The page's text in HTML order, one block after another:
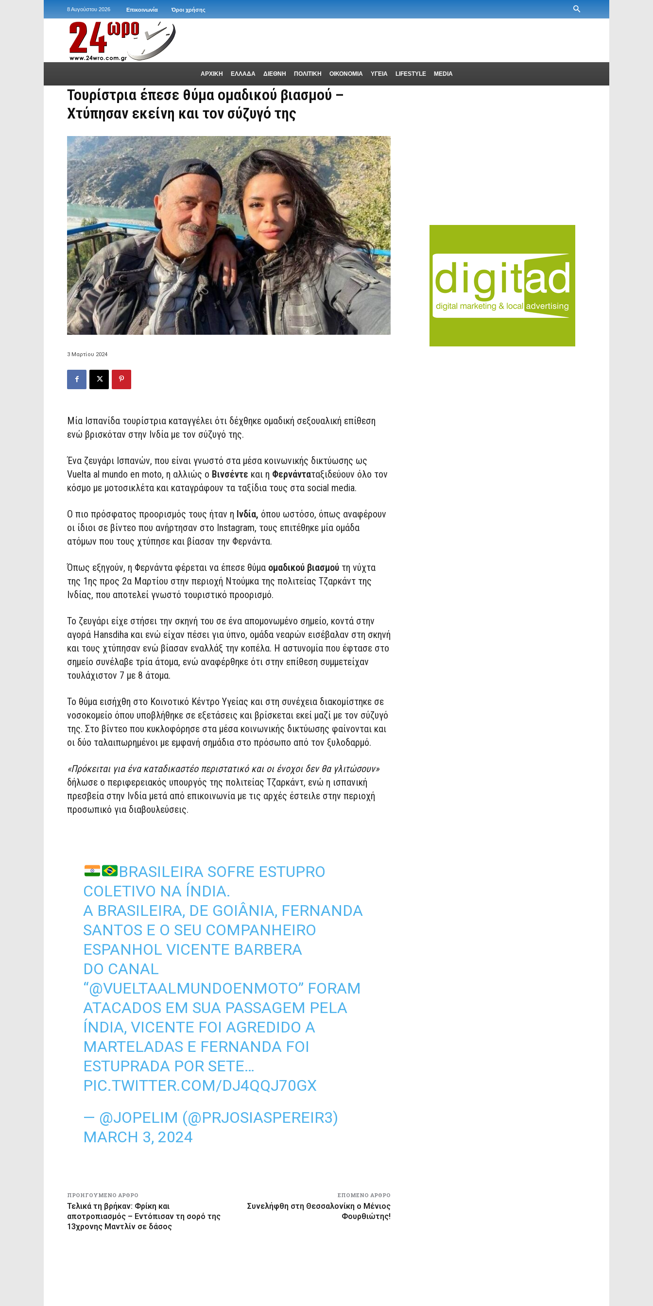
8 Αυγούστου 2026 Επικοινωνία Όροι χρήσης
ΑΡΧΙΚΗ ΕΛΛΑΔΑ ΔΙΕΘΝΗ ΠΟΛΙΤΙΚΗ ΟΙΚΟΝΟΜΙΑ ΥΓΕΙΑ LIFESTYLE MEDIA
Τουρίστρια έπεσε θύμα ομαδικού βιασμού –
Χτύπησαν εκείνη και τον σύζυγό της
3 Μαρτίου 2024
Μία Ισπανίδα τουρίστρια καταγγέλει ότι δέχθηκε ομαδική σεξουαλική επίθεση
ενώ βρισκόταν στην Ινδία με τον σύζυγό της.
Ένα ζευγάρι Ισπανών, που είναι γνωστό στα μέσα κοινωνικής δικτύωσης ως
Vuelta al mundo en moto, η αλλιώς ο Βινσέντε και η Φερνάνταταξιδεύουν όλο τον
κόσμο με μοτοσικλέτα και καταγράφουν τα ταξίδια τους στα social media.
Ο πιο πρόσφατος προορισμός τους ήταν η Ινδία, όπου ωστόσο, όπως αναφέρουν
οι ίδιοι σε βίντεο που ανήρτησαν στο Instagram, τους επιτέθηκε μία ομάδα
ατόμων που τους χτύπησε και βίασαν την Φερνάντα.
Όπως εξηγούν, η Φερνάντα φέρεται να έπεσε θύμα ομαδικού βιασμού τη νύχτα
της 1ης προς 2α Μαρτίου στην περιοχή Ντούμκα της πολιτείας Τζαρκάντ της
Ινδίας, που αποτελεί γνωστό τουριστικό προορισμό.
Το ζευγάρι είχε στήσει την σκηνή του σε ένα απομονωμένο σημείο, κοντά στην
αγορά Hansdiha και ενώ είχαν πέσει για ύπνο, ομάδα νεαρών εισέβαλαν στη σκηνή
και τους χτύπησαν ενώ βίασαν εναλλάξ την κοπέλα. Η αστυνομία που έφτασε στο
σημείο συνέλαβε τρία άτομα, ενώ αναφέρθηκε ότι στην επίθεση συμμετείχαν
τουλάχιστον 7 με 8 άτομα.
Το θύμα εισήχθη στο Κοινοτικό Κέντρο Υγείας και στη συνέχεια διακομίστηκε σε
νοσοκομείο όπου υποβλήθηκε σε εξετάσεις και βρίσκεται εκεί μαζί με τον σύζυγό
της. Στο βίντεο που κυκλοφόρησε στα μέσα κοινωνικής δικτύωσης φαίνονται και
οι δύο ταλαιπωρημένοι με εμφανή σημάδια στο πρόσωπο από τον ξυλοδαρμό.
«Πρόκειται για ένα καταδικαστέο περιστατικό και οι ένοχοι δεν θα γλιτώσουν»
δήλωσε ο περιφερειακός υπουργός της πολιτείας Τζαρκάντ, ενώ η ισπανική
πρεσβεία στην Ινδία μετά από επικοινωνία με τις αρχές έστειλε στην περιοχή
προσωπικό για διαβουλεύσεις.
BRASILEIRA SOFRE ESTUPRO
COLETIVO NA ÍNDIA.
A BRASILEIRA, DE GOIÂNIA, FERNANDA
SANTOS E O SEU COMPANHEIRO
ESPANHOL VICENTE BARBERA
DO CANAL
“@VUELTAALMUNDOENMOTO” FORAM
ATACADOS EM SUA PASSAGEM PELA
ÍNDIA, VICENTE FOI AGREDIDO A
MARTELADAS E FERNANDA FOI
ESTUPRADA POR SETE…
PIC.TWITTER.COM/DJ4QQJ70GX
— @JOPELIM (@PRJOSIASPEREIR3)
MARCH 3, 2024
ΠΡΟΗΓΟΎΜΕΝΟ ΆΡΘΡΟ
Τελικά τη βρήκαν: Φρίκη και
αποτροπιασμός – Εντόπισαν τη σορό της
13χρονης Μαντλίν σε δάσος
ΕΠΌΜΕΝΟ ΆΡΘΡΟ
Συνελήφθη στη Θεσσαλονίκη ο Μένιος
Φουρθιώτης!